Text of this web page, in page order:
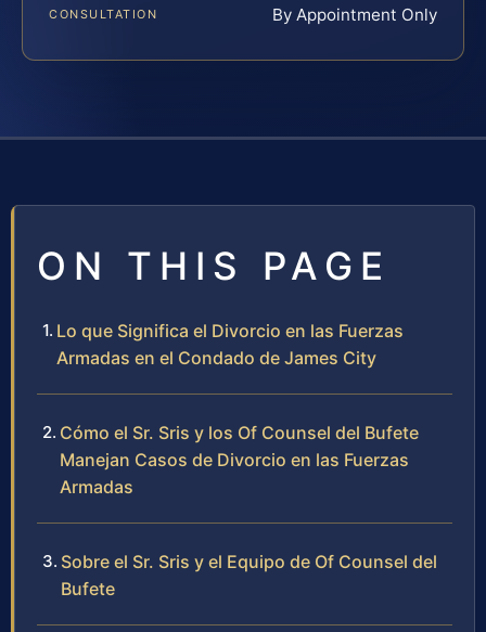
CONSULTATION By Appointment Only
ON THIS PAGE
Lo que Significa el Divorcio en las Fuerzas
Armadas en el Condado de James City
Cómo el Sr. Sris y los Of Counsel del Bufete
Manejan Casos de Divorcio en las Fuerzas
Armadas
Sobre el Sr. Sris y el Equipo de Of Counsel del
Bufete